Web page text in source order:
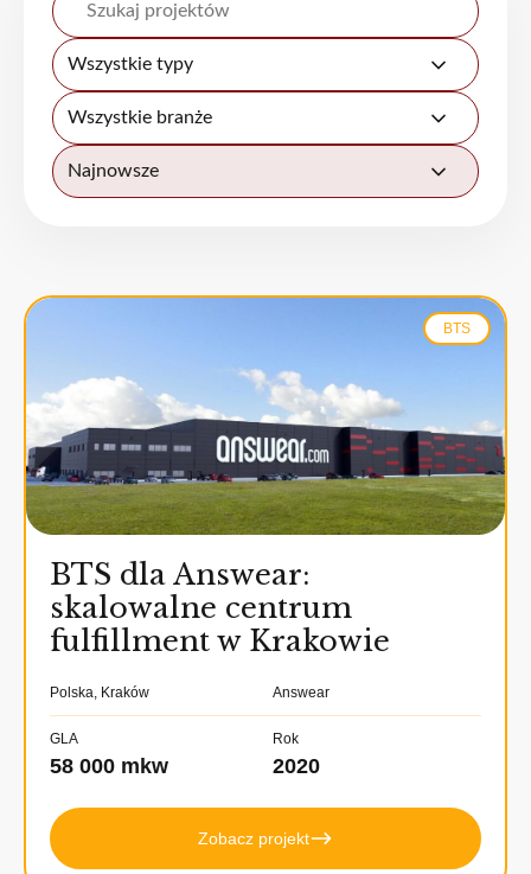
Wszystkie typy
Wszystkie branże
Najnowsze
BTS
BTS dla Answear:
skalowalne centrum
fulfillment w Krakowie
Polska, Kraków Answear
GLA
58 000 mkw
Rok
2020
Zobacz projekt